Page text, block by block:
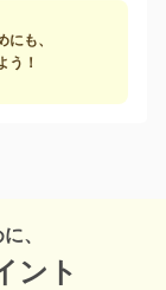
も、
う！
、
ント